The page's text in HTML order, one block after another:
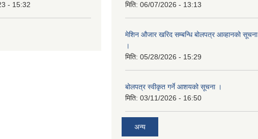
- 15:32
मिति: 06/07/2026 - 13:13
मेशिन औजार खरिद सम्बन्धि बोलपत्र आव्हानको सूचना
।
मिति: 05/28/2026 - 15:29
बोलपत्र स्वीकृत गर्ने आशयको सूचना ।
मिति: 03/11/2026 - 16:50
अन्य